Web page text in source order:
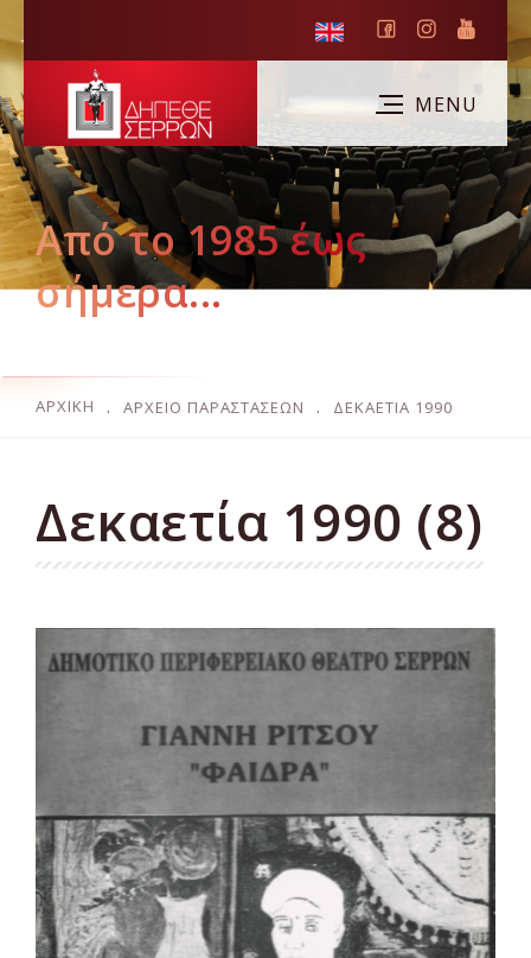
Από το 1985 έως
σήμερα...
ΑΡΧΙΚΉ ΑΡΧΕΙΟ ΠΑΡΑΣΤΑΣΕΩΝ ΔΕΚΑΕΤΊΑ 1990
Δεκαετία 1990 (8)